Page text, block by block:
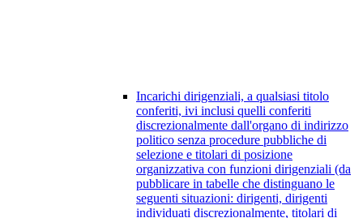
Incarichi dirigenziali, a qualsiasi titolo
conferiti, ivi inclusi quelli conferiti
discrezionalmente dall'organo di indirizzo
politico senza procedure pubbliche di
selezione e titolari di posizione
organizzativa con funzioni dirigenziali (da
pubblicare in tabelle che distinguano le
seguenti situazioni: dirigenti, dirigenti
individuati discrezionalmente, titolari di